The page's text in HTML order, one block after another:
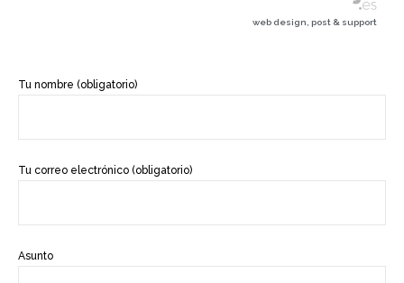
web design, post & support
Tu nombre (obligatorio)
Tu correo electrónico (obligatorio)
Asunto